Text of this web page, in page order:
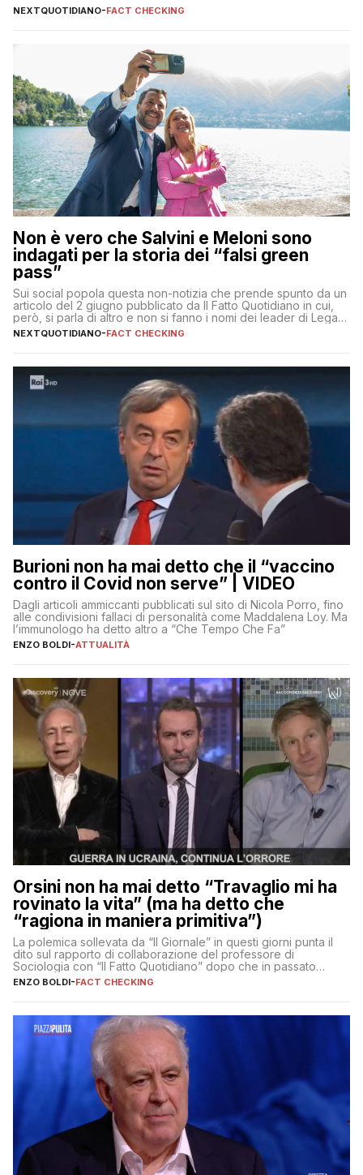
NEXTQUOTIDIANO-FACT CHECKING
Non è vero che Salvini e Meloni sono
indagati per la storia dei “falsi green
pass”
Sui social popola questa non-notizia che prende spunto da un
articolo del 2 giugno pubblicato da Il Fatto Quotidiano in cui,
però, si parla di altro e non si fanno i nomi dei leader di Lega e
Fratelli d’Italia
NEXTQUOTIDIANO-FACT CHECKING
Burioni non ha mai detto che il “vaccino
contro il Covid non serve” | VIDEO
Dagli articoli ammiccanti pubblicati sul sito di Nicola Porro, fino
alle condivisioni fallaci di personalità come Maddalena Loy. Ma
l’immunologo ha detto altro a “Che Tempo Che Fa”
ENZO BOLDI-ATTUALITÀ
Orsini non ha mai detto “Travaglio mi ha
rovinato la vita” (ma ha detto che
“ragiona in maniera primitiva”)
La polemica sollevata da “Il Giornale” in questi giorni punta il
dito sul rapporto di collaborazione del professore di
Sociologia con “Il Fatto Quotidiano” dopo che in passato
erano volati stracci
ENZO BOLDI-FACT CHECKING